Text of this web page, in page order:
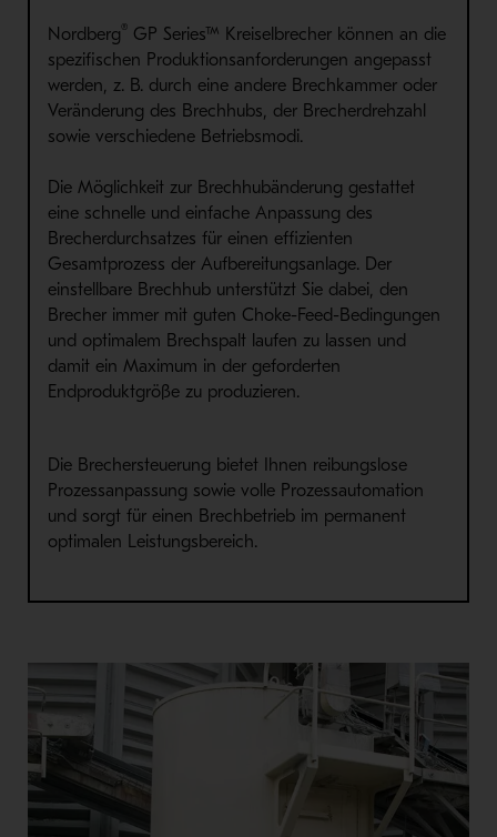
Nordberg ® GP Series™ Kreiselbrecher können an die
spezifischen Produktionsanforderungen angepasst
werden, z. B. durch eine andere Brechkammer oder
Veränderung des Brechhubs, der Brecherdrehzahl
sowie verschiedene Betriebsmodi.
Die Möglichkeit zur Brechhubänderung gestattet
eine schnelle und einfache Anpassung des
Brecherdurchsatzes für einen effizienten
Gesamtprozess der Aufbereitungsanlage. Der
einstellbare Brechhub unterstützt Sie dabei, den
Brecher immer mit guten Choke-Feed-Bedingungen
und optimalem Brechspalt laufen zu lassen und
damit ein Maximum in der geforderten
Endproduktgröße zu produzieren.
Die Brechersteuerung bietet Ihnen reibungslose
Prozessanpassung sowie volle Prozessautomation
und sorgt für einen Brechbetrieb im permanent
optimalen Leistungsbereich.